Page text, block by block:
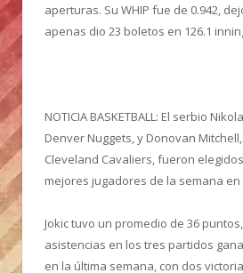
aperturas. Su WHIP fue de 0.942,
apenas dio 23 boletos en 126.1
NOTICIA BASKETBALL: El serbio
Denver Nuggets, y Donovan
Cleveland Cavaliers, fueron
mejores jugadores de la semana en
Jokic tuvo un promedio de 36
asistencias en los tres partidos
en la última semana, con dos